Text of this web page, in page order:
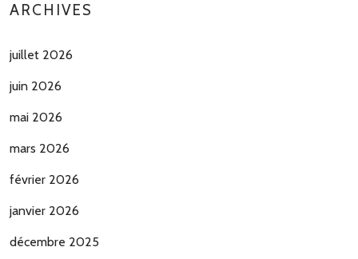
ARCHIVES
juillet 2026
juin 2026
mai 2026
mars 2026
février 2026
janvier 2026
décembre 2025